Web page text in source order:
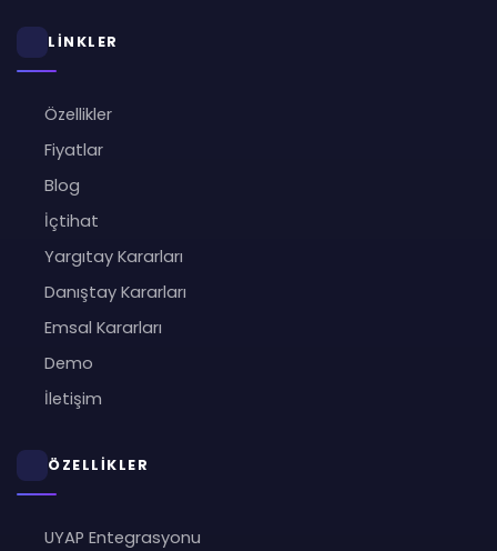
LİNKLER
Özellikler
Fiyatlar
Blog
İçtihat
Yargıtay Kararları
Danıştay Kararları
Emsal Kararları
Demo
İletişim
ÖZELLİKLER
UYAP Entegrasyonu